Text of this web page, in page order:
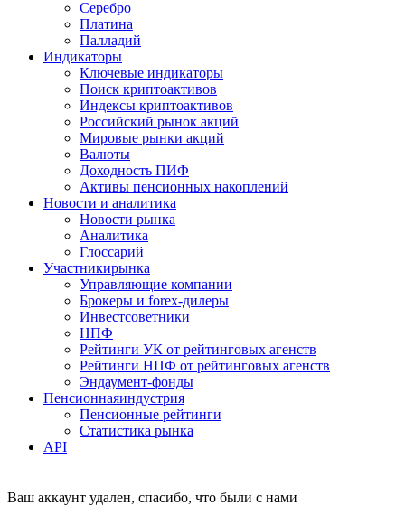
Серебро
Платина
Палладий
Индикаторы
Ключевые индикаторы
Поиск криптоактивов
Индексы криптоактивов
Российский рынок акций
Мировые рынки акций
Валюты
Доходность ПИФ
Активы пенсионных накоплений
Новости и аналитика
Новости рынка
Аналитика
Глоссарий
Участникирынка
Управляющие компании
Брокеры и forex-дилеры
Инвестсоветники
НПФ
Рейтинги УК от рейтинговых агенств
Рейтинги НПФ от рейтинговых агенств
Эндаумент-фонды
Пенсионнаяиндустрия
Пенсионные рейтинги
Статистика рынка
API
Ваш аккаунт удален, спасибо, что были с нами